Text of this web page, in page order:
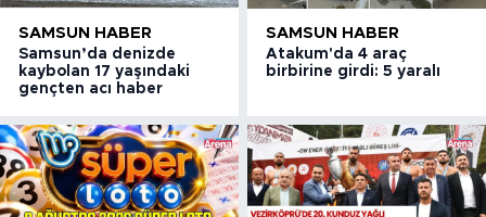
SAMSUN HABER
Samsun’da denizde
kaybolan 17 yaşındaki
gençten acı haber
SAMSUN HABER
Atakum'da 4 araç
birbirine girdi: 5 yaralı